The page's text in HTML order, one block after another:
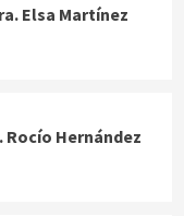
Elsa Martínez
Rocío Hernández